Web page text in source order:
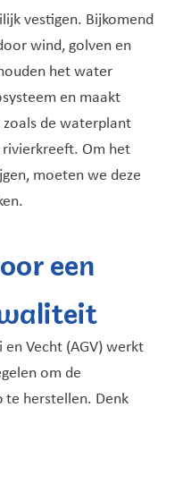
vestigen. Bijkomend
wind, golven en
het water
en maakt
zoals de waterplant
rivierkreeft. Om het
moeten we deze
een
en Vecht (AGV) werkt
om de
herstellen. Denk